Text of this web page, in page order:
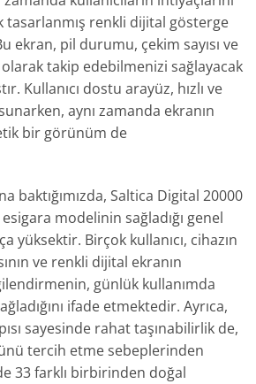
tasarlanmış renkli dijital gösterge
ekran, pil durumu, çekim sayısı ve
takip edebilmenizi sağlayacak
Kullanıcı dostu arayüz, hızlı ve
aynı zamanda ekranın
bir görünüm de
baktığımızda, Saltica Digital 20000
modelinin sağladığı genel
yüksektir. Birçok kullanıcı, cihazın
ve renkli dijital ekranın
günlük kullanımda
ifade etmektedir. Ayrıca,
sayesinde rahat taşınabilirlik de,
tercih etme sebeplerinden
33 farklı birbirinden doğal